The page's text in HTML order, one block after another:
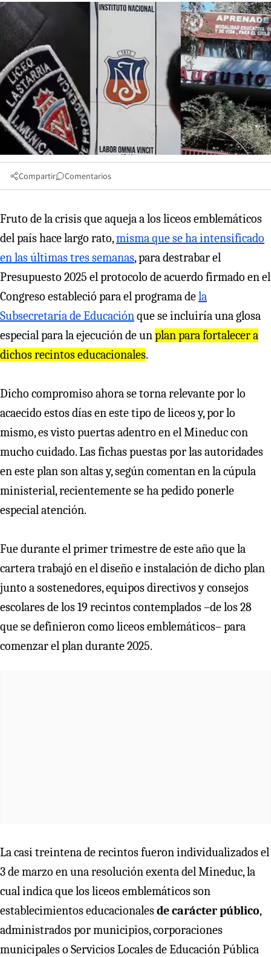
Compartir Comentarios
Fruto de la crisis que aqueja a los liceos emblemáticos
del país hace largo rato,misma que se ha intensificado
en las últimas tres semanas, para destrabar el
Presupuesto 2025 el protocolo de acuerdo firmado en el
Congreso estableció para el programa dela
Subsecretaría de Educaciónque se incluiría una glosa
especial para la ejecución de unplan para fortalecer a
dichos recintos educacionales.
Dicho compromiso ahora se torna relevante por lo
acaecido estos días en este tipo de liceos y, por lo
mismo, es visto puertas adentro en el Mineduc con
mucho cuidado. Las fichas puestas por las autoridades
en este plan son altas y, según comentan en la cúpula
ministerial, recientemente se ha pedido ponerle
especial atención.
Fue durante el primer trimestre de este año que la
cartera trabajó en el diseño e instalación de dicho plan
junto a sostenedores, equipos directivos y consejos
escolares de los 19 recintos contemplados –de los 28
que se definieron como liceos emblemáticos– para
comenzar el plan durante 2025.
La casi treintena de recintos fueron individualizados el
3 de marzo en una resolución exenta del Mineduc, la
cual indica que los liceos emblemáticos son
establecimientos educacionalesde carácter público,
administrados por municipios, corporaciones
municipales o Servicios Locales de Educación Pública